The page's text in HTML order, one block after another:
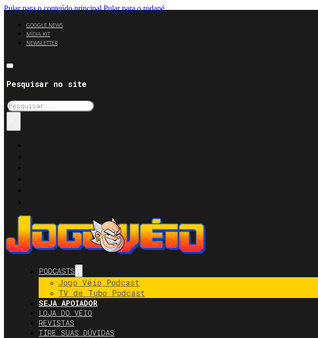
Pular para o conteúdo principal Pular para o rodapé
GOOGLE NEWS
MÍDIA KIT
NEWSLETTER
Pesquisar no site
Pesquisar
PODCASTS
Jogo Véio Podcast
TV de Tubo Podcast
SEJA APOIADOR
LOJA DO VÉIO
REVISTAS
TIRE SUAS DÚVIDAS